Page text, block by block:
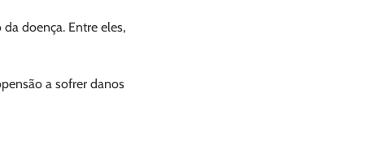
doença. Entre eles,
a sofrer danos